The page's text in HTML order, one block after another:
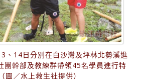
、14日分別在白沙灣及坪林北勢溪進
團幹部及教練群帶領45名學員進行特
圖／水上救生社提供）